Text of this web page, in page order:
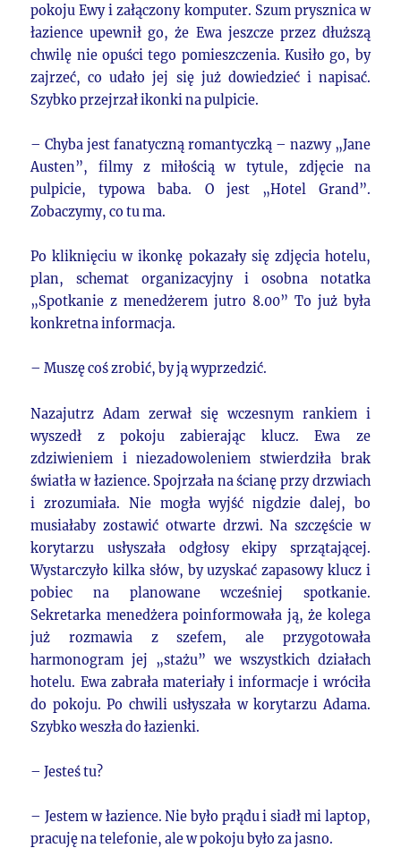
pokoju Ewy i załączony komputer. Szum prysznica w
łazience upewnił go, że Ewa jeszcze przez dłuższą
chwilę nie opuści tego pomieszczenia. Kusiło go, by
zajrzeć, co udało jej się już dowiedzieć i napisać.
Szybko przejrzał ikonki na pulpicie.
– Chyba jest fanatyczną romantyczką – nazwy „Jane
Austen”, filmy z miłością w tytule, zdjęcie na
pulpicie, typowa baba. O jest „Hotel Grand”.
Zobaczymy, co tu ma.
Po kliknięciu w ikonkę pokazały się zdjęcia hotelu,
plan, schemat organizacyjny i osobna notatka
„Spotkanie z menedżerem jutro 8.00” To już była
konkretna informacja.
– Muszę coś zrobić, by ją wyprzedzić.
Nazajutrz Adam zerwał się wczesnym rankiem i
wyszedł z pokoju zabierając klucz. Ewa ze
zdziwieniem i niezadowoleniem stwierdziła brak
światła w łazience. Spojrzała na ścianę przy drzwiach
i zrozumiała. Nie mogła wyjść nigdzie dalej, bo
musiałaby zostawić otwarte drzwi. Na szczęście w
korytarzu usłyszała odgłosy ekipy sprzątającej.
Wystarczyło kilka słów, by uzyskać zapasowy klucz i
pobiec na planowane wcześniej spotkanie.
Sekretarka menedżera poinformowała ją, że kolega
już rozmawia z szefem, ale przygotowała
harmonogram jej „stażu” we wszystkich działach
hotelu. Ewa zabrała materiały i informacje i wróciła
do pokoju. Po chwili usłyszała w korytarzu Adama.
Szybko weszła do łazienki.
– Jesteś tu?
– Jestem w łazience. Nie było prądu i siadł mi laptop,
pracuję na telefonie, ale w pokoju było za jasno.